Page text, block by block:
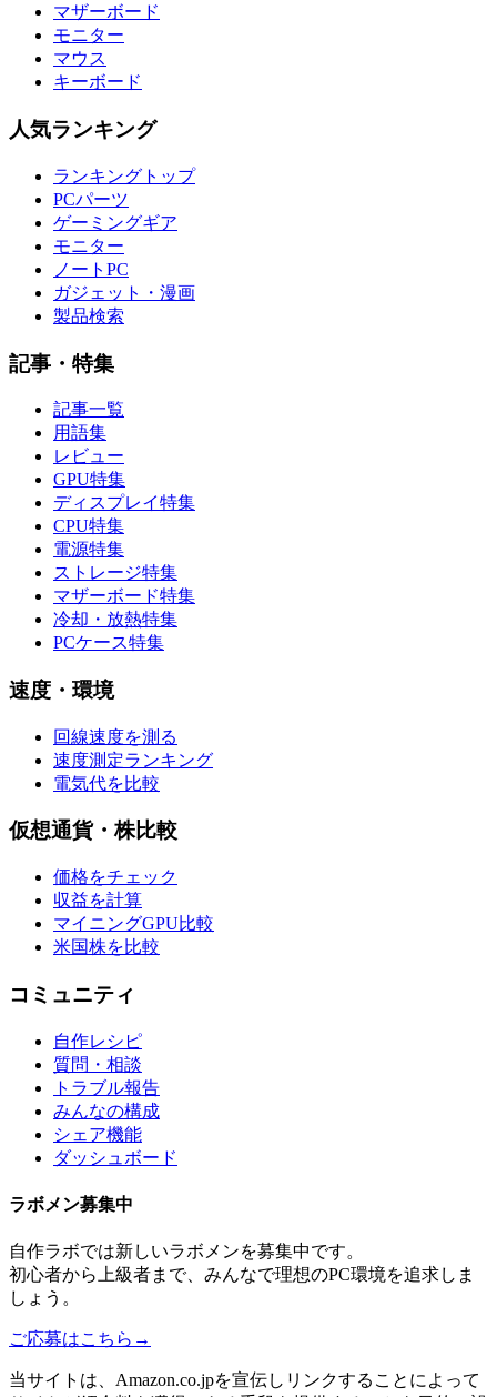
マザーボード
モニター
マウス
キーボード
人気ランキング
ランキングトップ
PCパーツ
ゲーミングギア
モニター
ノートPC
ガジェット・漫画
製品検索
記事・特集
記事一覧
用語集
レビュー
GPU特集
ディスプレイ特集
CPU特集
電源特集
ストレージ特集
マザーボード特集
冷却・放熱特集
PCケース特集
速度・環境
回線速度を測る
速度測定ランキング
電気代を比較
仮想通貨・株比較
価格をチェック
収益を計算
マイニングGPU比較
米国株を比較
コミュニティ
自作レシピ
質問・相談
トラブル報告
みんなの構成
シェア機能
ダッシュボード
ラボメン募集中
自作ラボでは新しいラボメンを募集中です。
初心者から上級者まで、みんなで理想のPC環境を追求しま
しょう。
ご応募はこちら →
当サイトは、Amazon.co.jpを宣伝しリンクすることによって